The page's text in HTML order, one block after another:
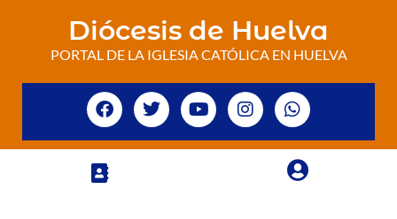
Diócesis de Huelva
PORTAL DE LA IGLESIA CATÓLICA EN HUELVA